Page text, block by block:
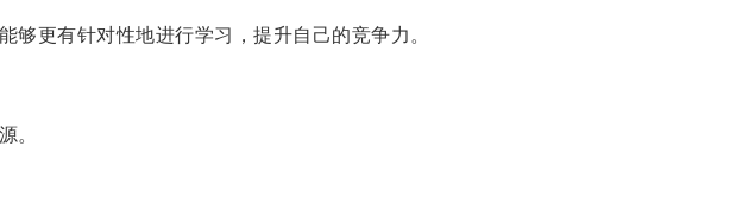
更有针对性地进行学习，提升自己的竞争力。
。